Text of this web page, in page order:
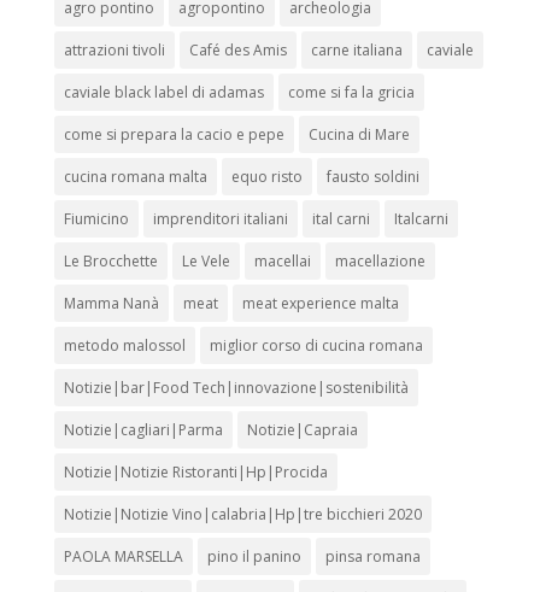
agro pontino agropontino archeologia
attrazioni tivoli Café des Amis carne italiana caviale
caviale black label di adamas come si fa la gricia
come si prepara la cacio e pepe Cucina di Mare
cucina romana malta equo risto fausto soldini
Fiumicino imprenditori italiani ital carni Italcarni
Le Brocchette Le Vele macellai macellazione
Mamma Nanà meat meat experience malta
metodo malossol miglior corso di cucina romana
Notizie|bar|Food Tech|innovazione|sostenibilità
Notizie|cagliari|Parma Notizie|Capraia
Notizie|Notizie Ristoranti|Hp|Procida
Notizie|Notizie Vino|calabria|Hp|tre bicchieri 2020
PAOLA MARSELLA pino il panino pinsa romana